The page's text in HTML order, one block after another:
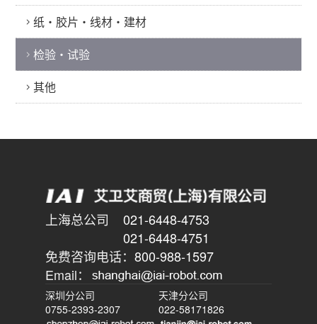
纸・胶片・线材・建材
检验・试验
其他
上海总公司 021-6448-4753
021-6448-4751
免费咨询电话： 800-988-1597
Email：
深圳分公司
0755-2393-2307
天津分公司
022-58171826